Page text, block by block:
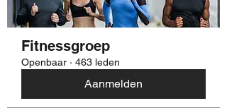
Fitnessgroep
Openbaar · 463 leden
Aanmelden